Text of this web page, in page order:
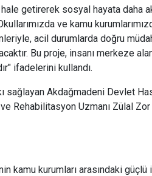
getirerek sosyal hayata daha
ve kamu
acil durumlarda doğru
Bu proje, insanı merkeze
ifadelerini kullandı.
sağlayan Akdağmadeni Devlet
Rehabilitasyon Uzmanı Zülal Zor
kamu kurumları arasındaki güçlü